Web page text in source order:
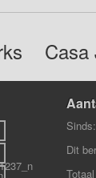
Casa
Sinds:
Dit